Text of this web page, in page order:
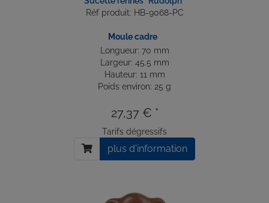
Réf produit: HB-9068-PC
Moule cadre
Longueur: 70 mm
Largeur: 45.5 mm
Hauteur: 11 mm
Poids environ: 25 g
27,37 € *
Tarifs dégressifs
plus d'information